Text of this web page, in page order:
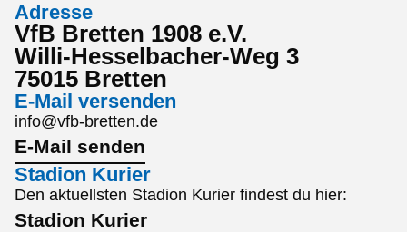
Adresse
VfB Bretten 1908 e.V.
Willi-Hesselbacher-Weg 3
75015 Bretten
E-Mail versenden
info@vfb-bretten.de
E-Mail senden
Stadion Kurier
Den aktuellsten Stadion Kurier findest du hier:
Stadion Kurier